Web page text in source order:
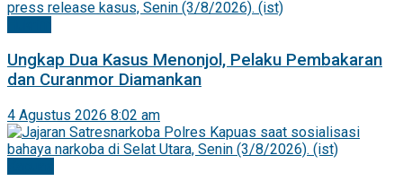
Ungkap Dua Kasus Menonjol, Pelaku Pembakaran
dan Curanmor Diamankan
4 Agustus 2026 8:02 am